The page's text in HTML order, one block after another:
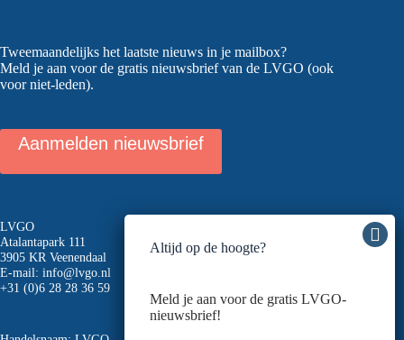
Tweemaandelijks het laatste nieuws in je mailbox?
Meld je aan voor de gratis nieuwsbrief van de LVGO (ook
voor niet-leden).
Aanmelden nieuwsbrief
LVGO
Atalantapark 111
3905 KR Veenendaal
E-mail: info@lvgo.nl
+31 (0)6 28 28 36 59
Altijd op de hoogte?
Meld je aan voor de gratis LVGO-
nieuwsbrief!